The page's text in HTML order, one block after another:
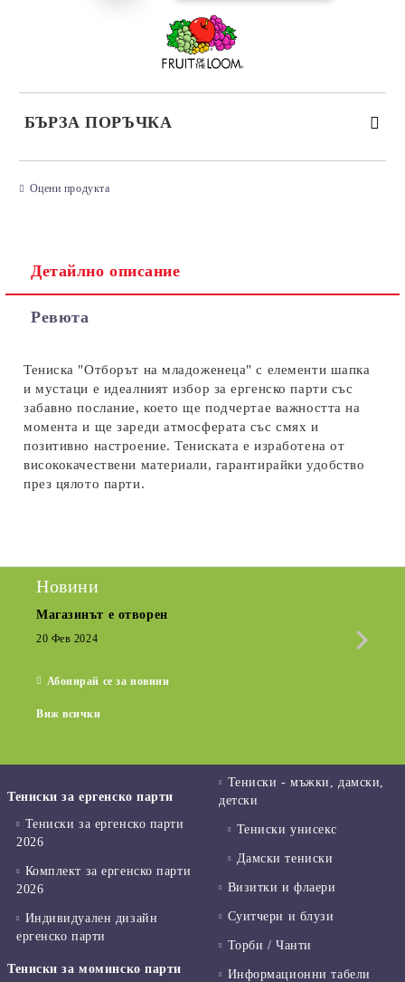
БЪРЗА ПОРЪЧКА
Оцени продукта
Детайлно описание
Ревюта
Тениска "Отборът на младоженеца" с елементи шапка
и мустаци е идеалният избор за ергенско парти със
забавно послание, което ще подчертае важността на
момента и ще зареди атмосферата със смях и
позитивно настроение. Тениската е изработена от
висококачествени материали, гарантирайки удобство
през цялото парти.
Новини
Магазинът е отворен
20 Фев 2024
Абонирай се за новини
Виж всички
Тениски за ергенско парти
Тениски за ергенско парти
2026
Комплект за ергенско парти
2026
Индивидуален дизайн
ергенско парти
Тениски за моминско парти
Тениски - мъжки, дамски,
детски
Тениски унисекс
Дамски тениски
Визитки и флаери
Суитчери и блузи
Торби / Чанти
Информационни табели